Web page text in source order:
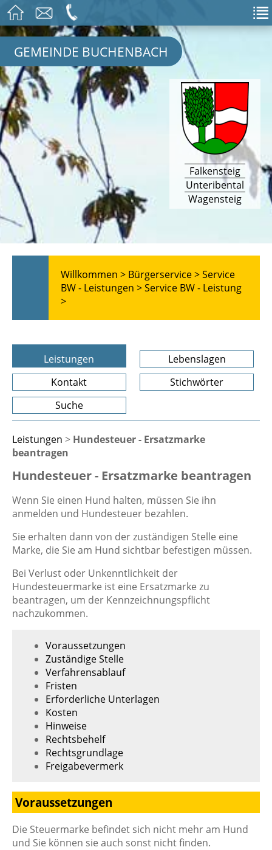
GEMEINDE BUCHENBACH
Falkensteig
Unteribental
Wagensteig
Willkommen > Bürgerservice >Service
BW - Leistungen >Service BW - Leistung
>
Leistungen
Lebenslagen
Kontakt
Stichwörter
Suche
Leistungen > Hundesteuer - Ersatzmarke
beantragen
Hundesteuer - Ersatzmarke beantragen
Wenn Sie einen Hund halten, müssen Sie ihn
anmelden und Hundesteuer bezahlen.
Sie erhalten dann von der zuständigen Stelle eine
Marke, die Sie am Hund sichtbar befestigen müssen.
Bei Verlust oder Unkenntlichkeit der
Hundesteuermarke ist eine Ersatzmarke zu
beantragen, um der Kennzeichnungspflicht
nachzukommen.
Voraussetzungen
Zuständige Stelle
Verfahrensablauf
Fristen
Erforderliche Unterlagen
Kosten
Hinweise
Rechtsbehelf
Rechtsgrundlage
Freigabevermerk
Voraussetzungen
Die Steuermarke befindet sich nicht mehr am Hund
und Sie können sie auch sonst nicht finden.